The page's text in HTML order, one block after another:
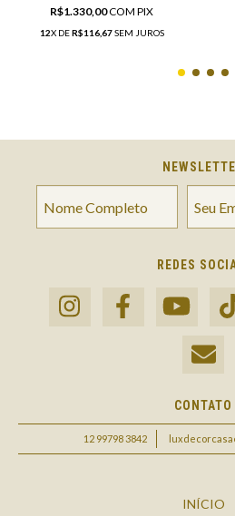
R$1.330,00COM PIX
12X DER$116,67SEM JUROS
REDES
CONTATO
12 99798 3842
INÍCIO